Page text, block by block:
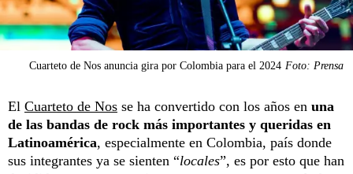
Cuarteto de Nos anuncia gira por Colombia para el 2024 Foto: Prensa
El Cuarteto de Nos se ha convertido con los años en una
de las bandas de rock más importantes y queridas en
Latinoamérica, especialmente en Colombia, país donde
sus integrantes ya se sienten “locales”, es por esto que han